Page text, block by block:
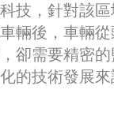
技，針對該
輛後，車輛
卻需要精密
的技術發展